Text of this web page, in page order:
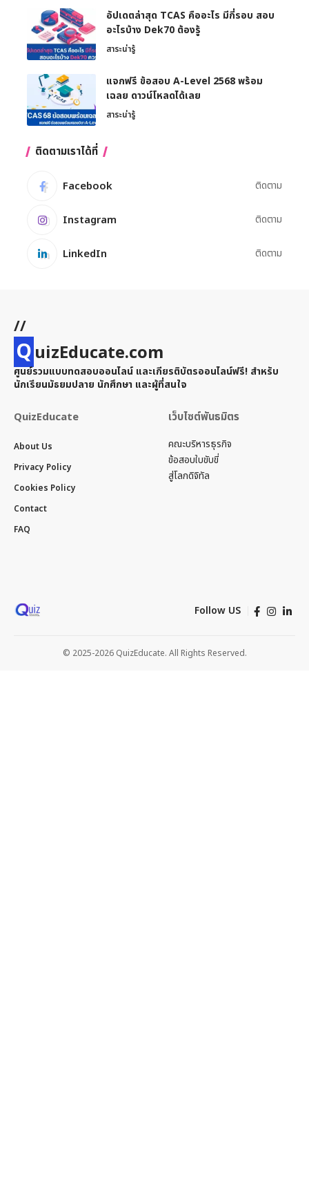
อัปเดตล่าสุด TCAS คืออะไร มีกี่รอบ สอบ
อะไรบ้าง Dek70 ต้องรู้
สาระน่ารู้
แจกฟรี ข้อสอบ A-Level 2568 พร้อม
เฉลย ดาวน์โหลดได้เลย
สาระน่ารู้
ติดตามเราได้ที่
Facebook ติดตาม
Instagram ติดตาม
LinkedIn ติดตาม
//
QuizEducate.com
ศูนย์รวมแบบทดสอบออนไลน์ และเกียรติบัตรออนไลน์ฟรี! สำหรับ
นักเรียนมัธยมปลาย นักศึกษา และผู้ที่สนใจ
QuizEducate
About Us
Privacy Policy
Cookies Policy
Contact
FAQ
เว็บไซต์พันธมิตร
คณะบริหารธุรกิจ
ข้อสอบใบขับขี่
สู่โลกดิจิทัล
Follow US
© 2025-2026 QuizEducate. All Rights Reserved.